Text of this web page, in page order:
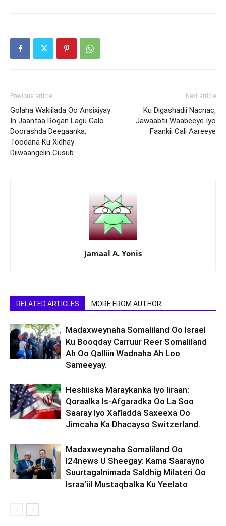
Previous article
Golaha Wakiilada Oo Ansixiyay
In Jaantaa Rogan Lagu Galo
Doorashda Deegaanka,
Toodana Ku Xidhay
Diiwaangelin Cusub
Next article
Ku Digashadii Nacnac,
Jawaabtii Waabeeye Iyo
Faankii Cali Aareeye
Jamaal A. Yonis
RELATED ARTICLES MORE FROM AUTHOR
Madaxweynaha Somaliland Oo Israel
Ku Booqday Carruur Reer Somaliland
Ah Oo Qalliin Wadnaha Ah Loo
Sameeyay.
Heshiiska Maraykanka Iyo Iiraan:
Qoraalka Is-Afgaradka Oo La Soo
Saaray Iyo Xafladda Saxeexa Oo
Jimcaha Ka Dhacayso Switzerland.
Madaxweynaha Somaliland Oo
I24news U Sheegay: Kama Saarayno
Suurtagalnimada Saldhig Milateri Oo
Israa’iil Mustaqbalka Ku Yeelato